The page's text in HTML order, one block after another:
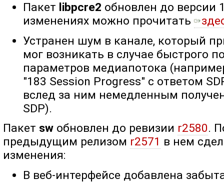
Пакет libpcre2 обновлен до версии
изменениях можно прочитать
Устранен шум в канале, который
мог возникать в случае быстрого
параметров медиапотока
"183 Session Progress" с ответом
вслед за ним немедленным
SDP).
Пакет sw обновлен до ревизии r2580.
предыдущим релизом r2571 в нем
изменения:
В веб-интерфейсе добавлена